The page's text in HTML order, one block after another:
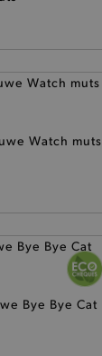
Watch muts
Bye Bye Cat